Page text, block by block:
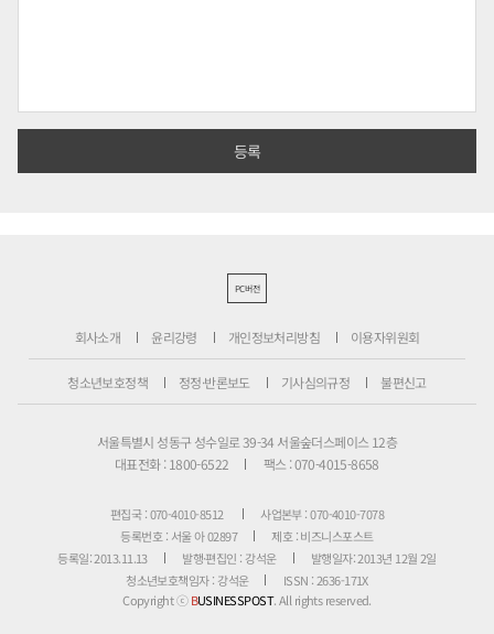
PC버전
회사소개 윤리강령 개인정보처리방침 이용자위원회
청소년보호정책 정정·반론보도 기사심의규정 불편신고
서울특별시 성동구 성수일로 39-34 서울숲더스페이스 12층
대표전화 : 1800-6522
팩스 : 070-4015-8658
편집국 : 070-4010-8512
사업본부 : 070-4010-7078
등록번호 : 서울 아 02897
제호 : 비즈니스포스트
등록일: 2013.11.13
발행·편집인 : 강석운
발행일자: 2013년 12월 2일
청소년보호책임자 : 강석운
ISSN : 2636-171X
Copyright ⓒBUSINESSPOST. All rights reserved.